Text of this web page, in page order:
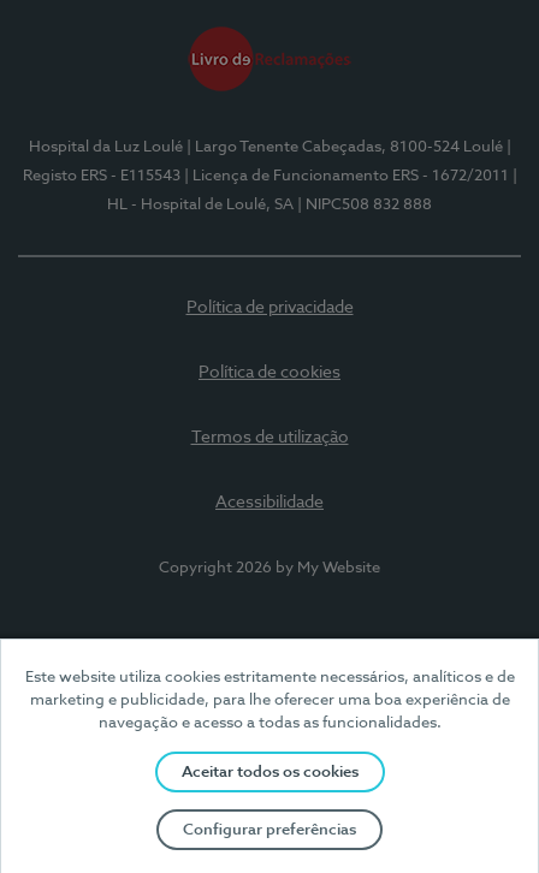
Este website utiliza cookies estritamente necessários, analíticos e de
marketing e publicidade, para lhe oferecer uma boa experiência de
navegação e acesso a todas as funcionalidades.
Aceitar todos os cookies
Configurar preferências
Hospital da Luz Loulé | Largo Tenente Cabeçadas, 8100-524 Loulé
Registo ERS - E115543
| Licença de Funcionamento ERS - 1672/2011
HL - Hospital de Loulé, SA
| NIPC508 832 888
Política de privacidade
Política de cookies
Termos de utilização
Acessibilidade
Copyright 2026 by My Website